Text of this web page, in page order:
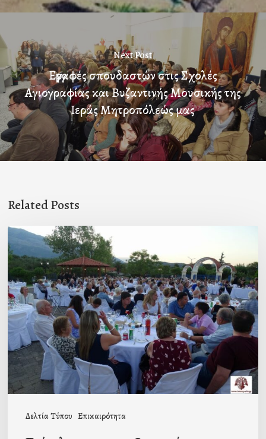
Next Post
Εγγραφές σπουδαστών στις Σχολές
Αγιογραφίας και Βυζαντινής Μουσικής της
Ιεράς Μητροπόλεώς μας
Related Posts
Δελτία Τύπου Επικαιρότητα
Πρόσκληση
προς
τους
Ομογενείς
μας